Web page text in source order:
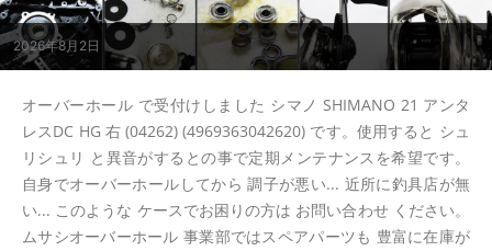
2026年8月2日
オーバーホール で受付けしました シマノ SHIMANO 21 アンタ
レスDC HG 右 (04262) (4969363042620) です。使用すると シュ
リシュリ と異音がするとの事で定期メンテナンスを希望です。
自身でオーバーホールしてから 調子が悪い... 近所に釣具店が無
い... このような ケースでお困りの方は お問い合わせ ください。
ムサシオーバーホール 事業部ではスペアパーツも 豊富に在庫が